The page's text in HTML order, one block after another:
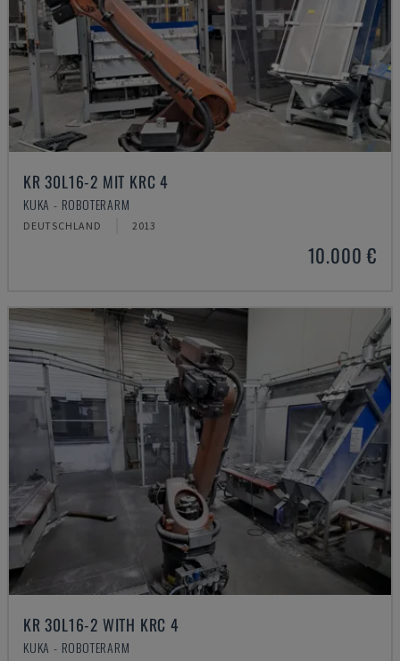
KR 30L16-2 MIT KRC 4
KUKA - ROBOTERARM
DEUTSCHLAND 2013
10.000 €
KR 30L16-2 WITH KRC 4
KUKA - ROBOTERARM